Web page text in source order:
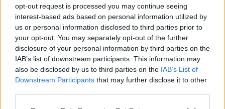
opt-out request is processed you may continue seeing
interest-based ads based on personal information utilized by
us or personal information disclosed to third parties prior to
your opt-out. You may separately opt-out of the further
disclosure of your personal information by third parties on the
IAB’s list of downstream participants. This information may
also be disclosed by us to third parties on the IAB’s List of
Downstream Participants that may further disclose it to other